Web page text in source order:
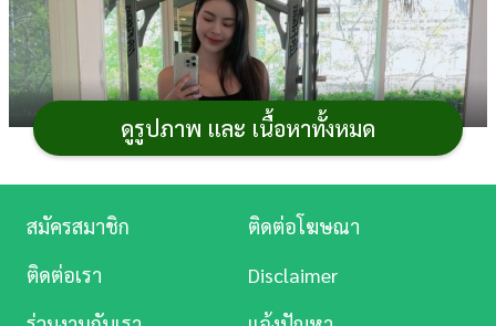
ดูรูปภาพ และ เนื้อหาทั้งหมด
บันเทิง
ดู
หนัง
สมัครสมาชิก
ติดต่อโฆษณา
ติดต่อเรา
Disclaimer